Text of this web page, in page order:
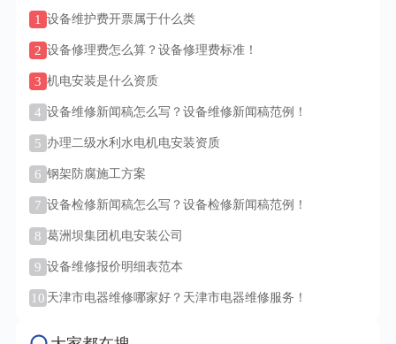
1 设备维护费开票属于什么类
2 设备修理费怎么算？设备修理费标准！
3 机电安装是什么资质
4 设备维修新闻稿怎么写？设备维修新闻稿范例！
5 办理二级水利水电机电安装资质
6 钢架防腐施工方案
7 设备检修新闻稿怎么写？设备检修新闻稿范例！
8 葛洲坝集团机电安装公司
9 设备维修报价明细表范本
10 天津市电器维修哪家好？天津市电器维修服务！